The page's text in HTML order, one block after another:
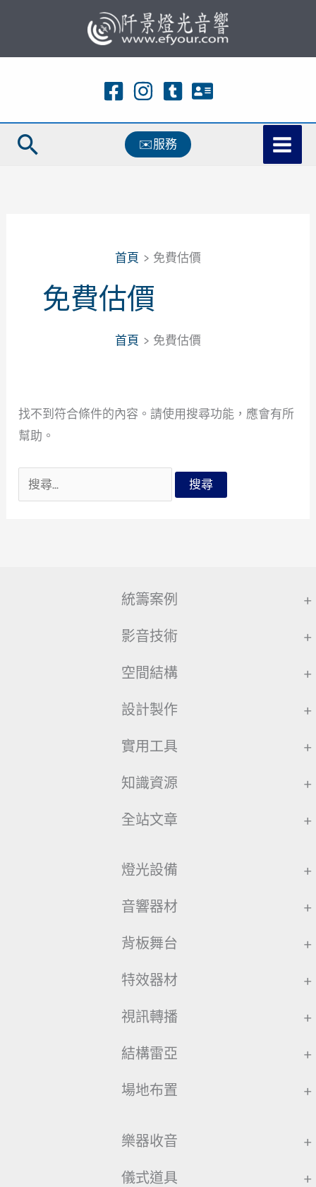
主
容
搜
✉️服務
首頁 免費估價
免費估價
首頁 免費估價
找不到符合條件的內容。請使用搜尋功能，應會有所
幫助。
搜
尋
統籌案例 +
影音技術 +
空間結構 +
設計製作 +
實用工具 +
知識資源 +
全站文章 +
燈光設備 +
音響器材 +
背板舞台 +
特效器材 +
視訊轉播 +
結構雷亞 +
場地布置 +
樂器收音 +
儀式道具 +